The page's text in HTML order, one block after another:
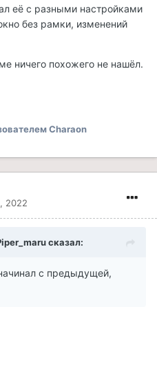
её с разными настройками
без рамки, изменений
ничего похожего не нашёл.
Charaon
2022
сказал:
с предыдущей,